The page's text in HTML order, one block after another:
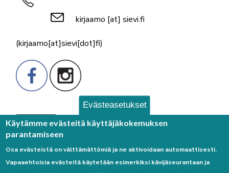
kirjaamo [at] sievi.fi
(kirjaamo[at]sievi[dot]fi)
Palaute
Evästeasetukset
Käytämme evästeitä käyttäjäkokemuksen
parantamiseen
Osa evästeistä on välttämättömiä ja ne aktivoidaan automaattisesti.
Vapaaehtoisia evästeitä käytetään esimerkiksi kävijäseurantaan ja